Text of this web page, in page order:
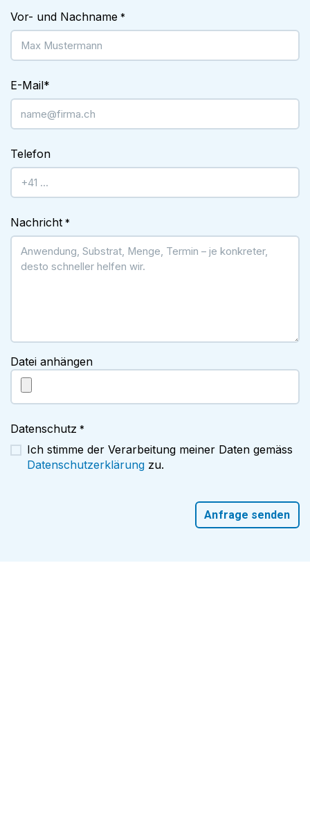
Vor- und Nachname *
E-Mail*
Telefon
Nachricht *
Datei anhängen
Datenschutz *
Ich stimme der Verarbeitung meiner Daten gemäss
Datenschutzerklärung zu.
Anfrage senden